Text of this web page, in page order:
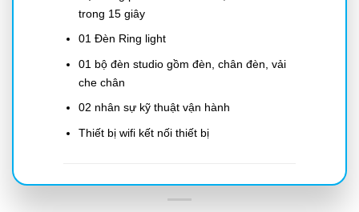
trong 15 giây
01 Đèn Ring light
01 bộ đèn studio gồm đèn, chân đèn, vải
che chân
02 nhân sự kỹ thuật vận hành
Thiết bị wifi kết nối thiết bị